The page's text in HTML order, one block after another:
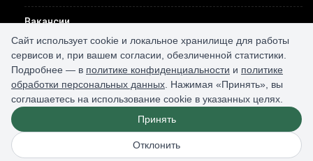
Вакансии
Контакты
2026 © Все права защищены /карта сайта
персональные данные
Сайт использует cookie и локальное хранилище для работы
сервисов и, при вашем согласии, обезличенной статистики.
Подробнее — в политике конфиденциальности и политике
обработки персональных данных . Нажимая «Принять», вы
соглашаетесь на использование cookie в указанных целях.
Принять
Отклонить